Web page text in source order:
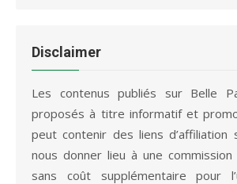
84,95 €.
Disclaimer
Les contenus publiés sur Belle
proposés à titre informatif et
peut contenir des liens d’affiliation
nous donner lieu à une commission
sans coût supplémentaire pour